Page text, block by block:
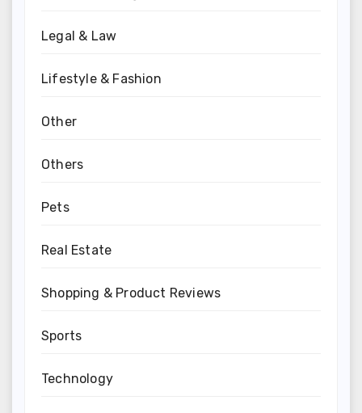
Legal & Law
Lifestyle & Fashion
Other
Others
Pets
Real Estate
Shopping & Product Reviews
Sports
Technology